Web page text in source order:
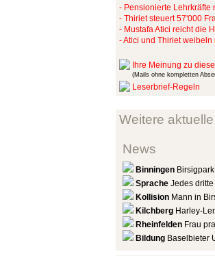
- Pensionierte Lehrkräfte
- Thiriet steuert 57'000
- Mustafa Atici reicht die
- Atici und Thiriet
Ihre Meinung zu
(Mails ohne kompletten
Leserbrief-Regeln
Weitere
News
Binningen
Sprache Jedes
Kollision Mann in
Kilchberg Harley-
Rheinfelden Frau
Bildung Baselbieter